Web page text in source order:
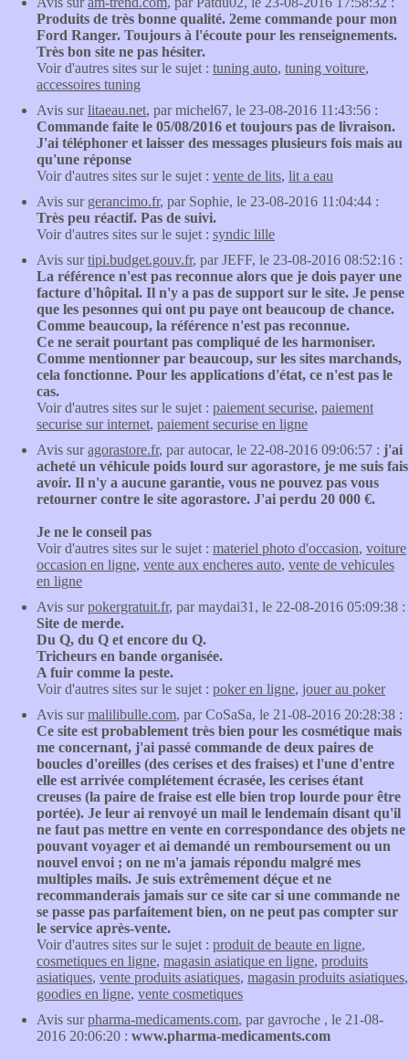
Produits de très bonne qualité. 2eme commande pour mon
Ford Ranger. Toujours à l'écoute pour les renseignements.
Très bon site ne pas hésiter.
Voir d'autres sites sur le sujet : tuning auto, tuning voiture,
accessoires tuning
Avis surlitaeau.net, par michel67, le 23-08-2016 11:43:56 :
Commande faite le 05/08/2016 et toujours pas de livraison.
J'ai téléphoner et laisser des messages plusieurs fois mais au
qu'une réponse
Voir d'autres sites sur le sujet : vente de lits, lit a eau
Avis sur gerancimo.fr, par Sophie, le 23-08-2016 11:04:44 :
Très peu réactif. Pas de suivi.
Voir d'autres sites sur le sujet : syndic lille
Avis surtipi.budget.gouv.fr, par JEFF, le 23-08-2016 08:52:16 :
La référence n'est pas reconnue alors que je dois payer une
facture d'hôpital. Il n'y a pas de support sur le site. Je pense
que les pesonnes qui ont pu paye ont beaucoup de chance.
Comme beaucoup, la référence n'est pas reconnue.
Ce ne serait pourtant pas compliqué de les harmoniser.
Comme mentionner par beaucoup, sur les sites marchands,
cela fonctionne. Pour les applications d'état, ce n'est pas le
cas.
Voir d'autres sites sur le sujet : paiement securise, paiement
securise sur internet, paiement securise en ligne
Avis suragorastore.fr, par autocar, le 22-08-2016 09:06:57 : j'ai
acheté un véhicule poids lourd sur agorastore, je me suis fais
avoir. Il n'y a aucune garantie, vous ne pouvez pas vous
retourner contre le site agorastore. J'ai perdu 20 000 €.
Je ne le conseil pas
Voir d'autres sites sur le sujet : materiel photo d'occasion, voiture
occasion en ligne, vente aux encheres auto, vente de vehicules
en ligne
Avis surpokergratuit.fr, par maydai31, le 22-08-2016 05:09:38 :
Site de merde.
Du Q, du Q et encore du Q.
Tricheurs en bande organisée.
A fuir comme la peste.
Voir d'autres sites sur le sujet : poker en ligne, jouer au poker
Avis surmalilibulle.com, par CoSaSa, le 21-08-2016 20:28:38 :
Ce site est probablement très bien pour les cosmétique mais
me concernant, j'ai passé commande de deux paires de
boucles d'oreilles (des cerises et des fraises) et l'une d'entre
elle est arrivée complétement écrasée, les cerises étant
creuses (la paire de fraise est elle bien trop lourde pour être
portée). Je leur ai renvoyé un mail le lendemain disant qu'il
ne faut pas mettre en vente en correspondance des objets ne
pouvant voyager et ai demandé un remboursement ou un
nouvel envoi ; on ne m'a jamais répondu malgré mes
multiples mails. Je suis extrêmement déçue et ne
recommanderais jamais sur ce site car si une commande ne
se passe pas parfaitement bien, on ne peut pas compter sur
le service après-vente.
Voir d'autres sites sur le sujet : produit de beaute en ligne,
cosmetiques en ligne, magasin asiatique en ligne, produits
asiatiques, vente produits asiatiques, magasin produits asiatiques,
goodies en ligne, vente cosmetiques
Avis surpharma-medicaments.com, par gavroche , le 21-08-
2016 20:06:20 : www.pharma-medicaments.com